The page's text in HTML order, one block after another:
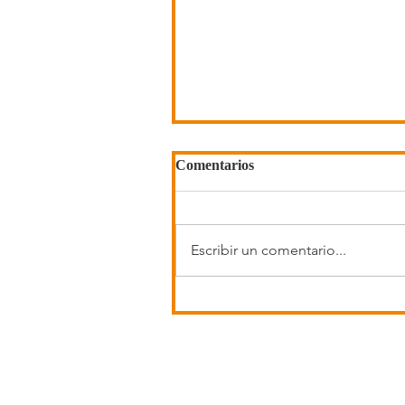
por Paramahamsa
Comentarios
Escribir un comentario...